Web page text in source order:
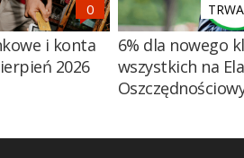
i konta
2026
6% dla nowego
wszystkich na